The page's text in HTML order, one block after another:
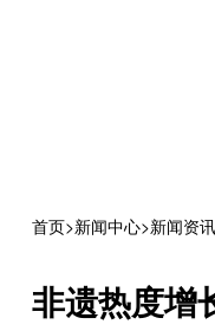
首页>新闻中心>新闻资讯
非遗热度增